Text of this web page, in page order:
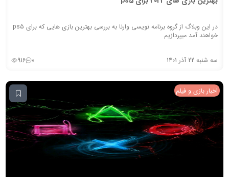
در این وبلاگ از گروه برنامه نویسی وارنا به بررسی بهترین بازی هایی که برای ps5
خواهند آمد میپردازیم
سه شنبه 22 آذر 1401 0
916
اخبار بازی و فیلم